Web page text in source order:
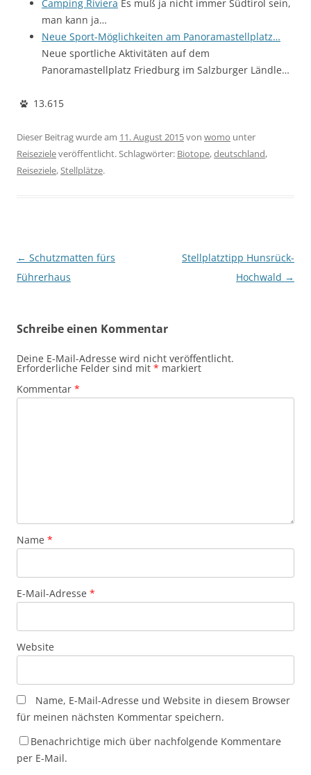
Camping Riviera Es muß ja nicht immer Südtirol sein,
man kann ja…
Neue Sport-Möglichkeiten am Panoramastellplatz…
Neue sportliche Aktivitäten auf dem
Panoramastellplatz Friedburg im Salzburger Ländle…
13.615
Dieser Beitrag wurde am 11. August 2015von womo unter
Reisezieleveröffentlicht. Schlagwörter: Biotope,deutschland,
Reiseziele,Stellplätze.
Beitragsnavigation
← Schutzmatten fürs
Führerhaus
Stellplatztipp Hunsrück-
Hochwald →
Schreibe einen Kommentar
Deine E-Mail-Adresse wird nicht veröffentlicht.
Erforderliche Felder sind mit * markiert
Kommentar *
Name *
E-Mail-Adresse *
Website
Name, E-Mail-Adresse und Website in diesem Browser
für meinen nächsten Kommentar speichern.
Benachrichtige mich über nachfolgende Kommentare
per E-Mail.